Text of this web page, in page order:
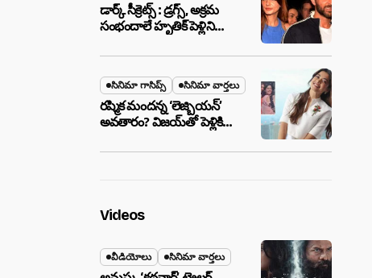
డార్క్ సీక్రెట్స్ : డ్రగ్స్, అక్రమ
సంభందాలే హృతిక్ పెళ్లిని
సినిమా గాసిప్స్ సినిమా వార్తలు
రష్మిక మందన్న ‘లెజ్బియన్’
అవతారం? విజయ్‌తో పెళ్లికి
,నిజమేనా?
Videos
వీడియోలు సినిమా వార్తలు